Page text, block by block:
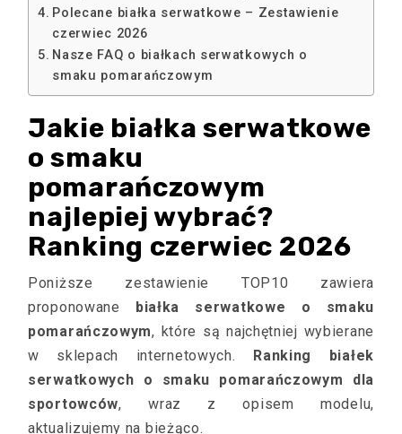
Polecane białka serwatkowe – Zestawienie
czerwiec 2026
Nasze FAQ o białkach serwatkowych o
smaku pomarańczowym
Jakie białka serwatkowe
o smaku
pomarańczowym
najlepiej wybrać?
Ranking czerwiec 2026
Poniższe zestawienie TOP10 zawiera
proponowane białka serwatkowe o smaku
pomarańczowym, które są najchętniej wybierane
w sklepach internetowych. Ranking białek
serwatkowych o smaku pomarańczowym dla
sportowców, wraz z opisem modelu,
aktualizujemy na bieżąco.